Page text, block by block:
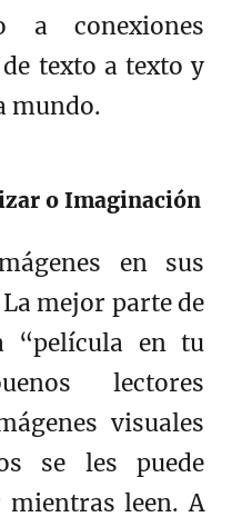
a conexiones
texto a texto y
mundo.
o Imaginación
en sus
mejor parte de
“película en tu
lectores
visuales
se les puede
mientras leen. A